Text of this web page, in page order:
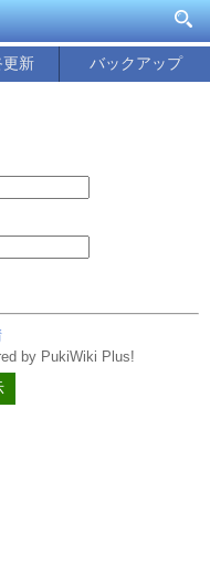
新 バックアップ
by PukiWiki Plus!